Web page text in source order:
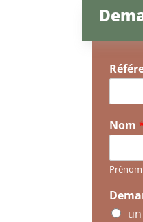
Nom
Prénom